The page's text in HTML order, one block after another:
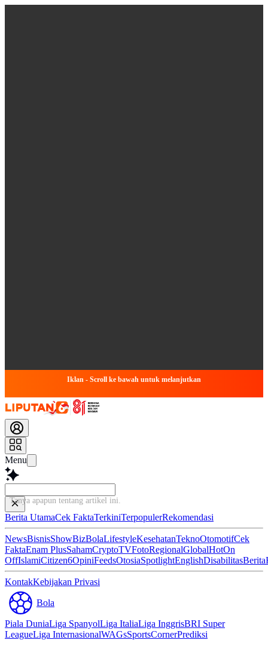
Iklan - Scroll ke bawah untuk melanjutkan
Menu
Tanya apapun tentang artikel in
Berita UtamaCek FaktaTerkiniTerpopulerRekomendasi
NewsBisnisShowBizBolaLifestyleKesehatanTeknoOtomotifCek
FaktaEnam PlusSahamCryptoTVFotoRegionalGlobalHotOn
OffIslamiCitizen6OpiniFeedsOtosiaSpotlightEnglishDisabilitasBerita
KontakKebijakan Privasi
Bola
Piala DuniaLiga SpanyolLiga ItaliaLiga InggrisBRI Super
LeagueLiga InternasionalWAGsSportsCornerPrediksi